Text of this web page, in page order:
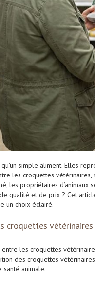
simple aliment. Elles
les croquettes
les propriétaires d’animaux
qualité et de prix ? Cet
un choix éclairé.
croquettes vétérinaires
les croquettes
des croquettes
animale.